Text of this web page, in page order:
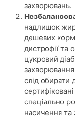
захворювань.
надлишок
дешевих
дистрофії та
цукровий
слід обирати
спеціально
насичення та